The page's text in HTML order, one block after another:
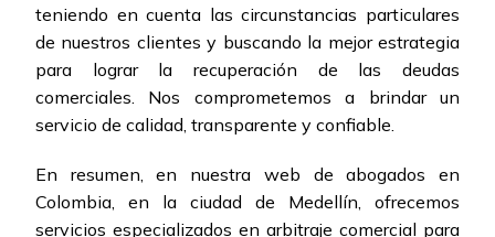
teniendo en cuenta las circunstancias particulares
de nuestros clientes y buscando la mejor estrategia
para lograr la recuperación de las deudas
comerciales. Nos comprometemos a brindar un
servicio de calidad, transparente y confiable.
En resumen, en nuestra web de abogados en
Colombia, en la ciudad de Medellín, ofrecemos
servicios especializados en arbitraje comercial para